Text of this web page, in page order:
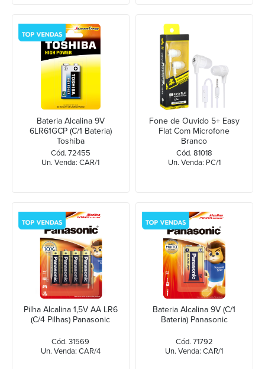
Bateria Alcalina 9V
6LR61GCP (C/1 Bateria)
Toshiba
Cód. 72455
Un. Venda: CAR/1
Fone de Ouvido 5+ Easy
Flat Com Microfone
Branco
Cód. 81018
Un. Venda: PC/1
Pilha Alcalina 1,5V AA LR6
(C/4 Pilhas) Panasonic
Cód. 31569
Un. Venda: CAR/4
Bateria Alcalina 9V (C/1
Bateria) Panasonic
Cód. 71792
Un. Venda: CAR/1